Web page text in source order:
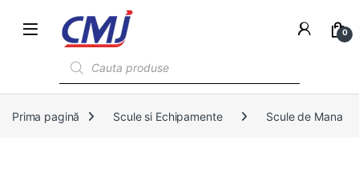
0
Prima pagină Scule si Echipamente Scule de Mana